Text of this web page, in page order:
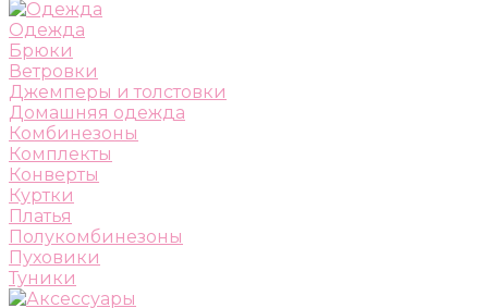
Одежда
Брюки
Ветровки
Джемперы и толстовки
Домашняя одежда
Комбинезоны
Комплекты
Конверты
Куртки
Платья
Полукомбинезоны
Пуховики
Туники